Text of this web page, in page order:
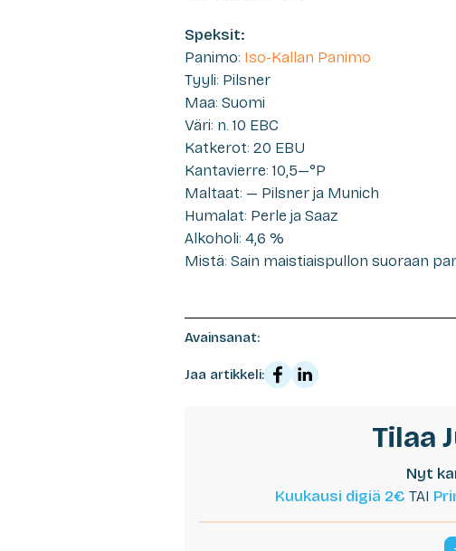
Speksit:
Panimo: Iso-Kallan Panimo
Tyyli: Pilsner
Maa: Suomi
Väri: n. 10 EBC
Katkerot: 20 EBU
Kantavierre: 10,5—°P
Maltaat: — Pilsner ja Munich
Humalat: Perle ja Saaz
Alkoholi: 4,6 %
Mistä: Sain maistiaispullon suoraan
Avainsanat:
Jaa artikkeli:
Tilaa
Nyt
Kuukausi digiä 2€ TAI